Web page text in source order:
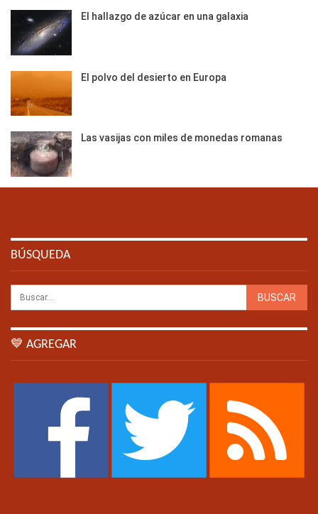
El hallazgo de azúcar en una galaxia
El polvo del desierto en Europa
Las vasijas con miles de monedas romanas
BÚSQUEDA
💙 AGREGAR